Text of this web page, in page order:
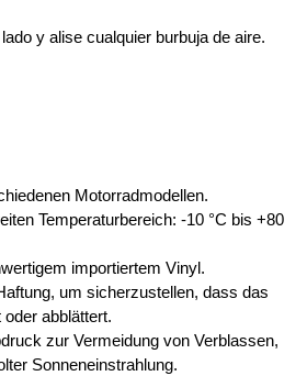
y alise cualquier burbuja de aire.
Motorradmodellen.
Temperaturbereich: -10 °C bis +80
importiertem Vinyl.
um sicherzustellen, dass das
abblättert.
zur Vermeidung von Verblassen,
Sonneneinstrahlung.